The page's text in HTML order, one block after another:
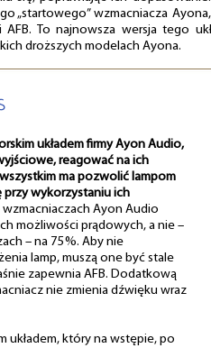
„startowego” wzmacniacza
To najnowsza wersja tego
droższych modelach Ayona.
układem firmy Ayon Audio,
reagować na ich
ma pozwolić lampom
wykorzystaniu ich
wzmacniaczach Ayon Audio
możliwości prądowych, a nie –
– na 75%. Aby nie
lamp, muszą one być stale
zapewnia AFB. Dodatkową
nie zmienia dźwięku wraz
układem, który na wstępie, po